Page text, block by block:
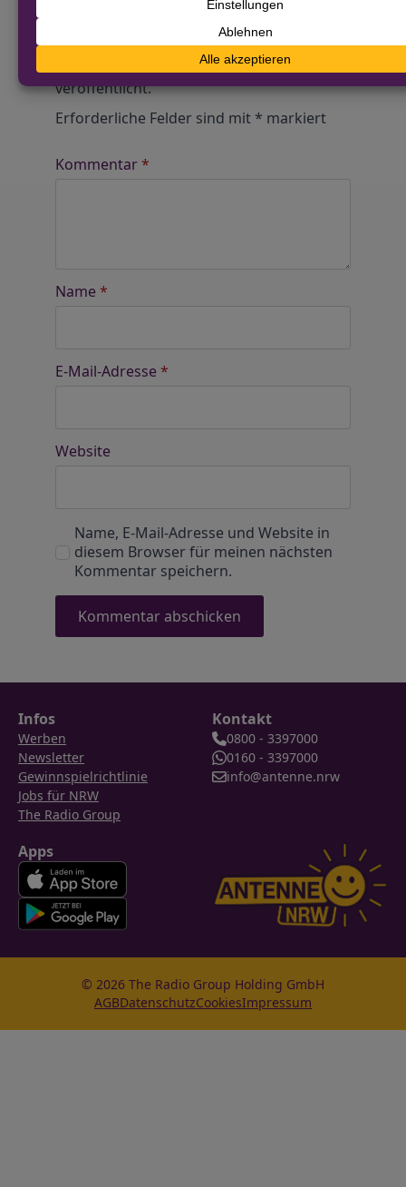
Schreibe einen Kommentar
Deine E-Mail-Adresse wird nicht
veröffentlicht.
Erforderliche Felder sind mit * markiert
Kommentar*
Name *
E-Mail-Adresse *
Website
Name, E-Mail-Adresse und Website in
diesem Browser für meinen nächsten
Kommentar speichern.
Infos
Werben
Newsletter
Gewinnspielrichtlinie
Jobs für NRW
The Radio Group
Kontakt
0800 - 3397000
0160 - 3397000
info@antenne.nrw
Apps
© 2026 The Radio Group Holding GmbH
AGBDatenschutzCookiesImpressum